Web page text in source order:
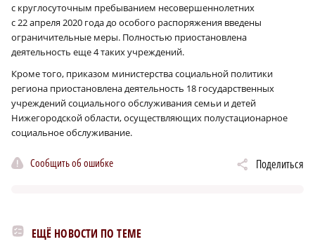
с круглосуточным пребыванием несовершеннолетних
с 22 апреля 2020 года до особого распоряжения введены
ограничительные меры. Полностью приостановлена
деятельность еще 4 таких учреждений.
Кроме того, приказом министерства социальной политики
региона приостановлена деятельность 18 государственных
учреждений социального обслуживания семьи и детей
Нижегородской области, осуществляющих полустационарное
социальное обслуживание.
Сообщить об ошибке Поделиться
ЕЩЁ НОВОСТИ ПО ТЕМЕ